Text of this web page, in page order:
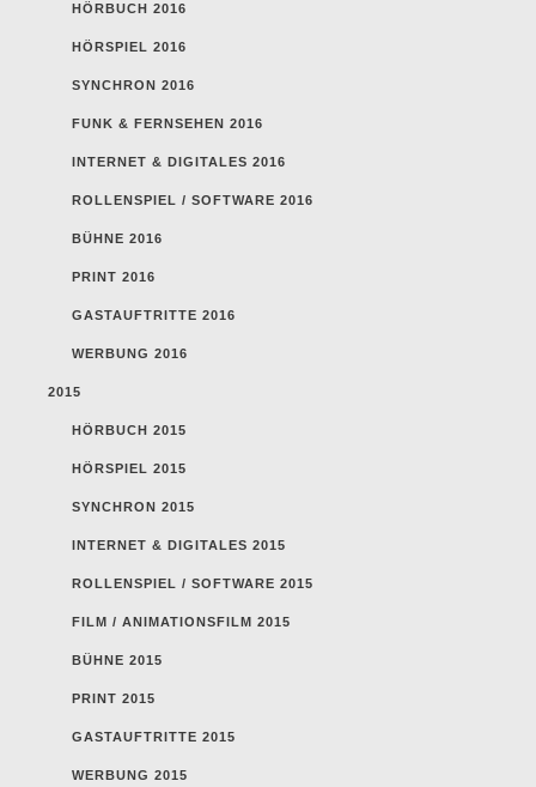
HÖRBUCH 2016
HÖRSPIEL 2016
SYNCHRON 2016
FUNK & FERNSEHEN 2016
INTERNET & DIGITALES 2016
ROLLENSPIEL / SOFTWARE 2016
BÜHNE 2016
PRINT 2016
GASTAUFTRITTE 2016
WERBUNG 2016
2015
HÖRBUCH 2015
HÖRSPIEL 2015
SYNCHRON 2015
INTERNET & DIGITALES 2015
ROLLENSPIEL / SOFTWARE 2015
FILM / ANIMATIONSFILM 2015
BÜHNE 2015
PRINT 2015
GASTAUFTRITTE 2015
WERBUNG 2015